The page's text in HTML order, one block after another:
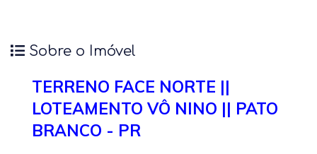
Sobre o Imóvel
TERRENO FACE NORTE ||
LOTEAMENTO VÔ NINO || PATO
BRANCO - PR